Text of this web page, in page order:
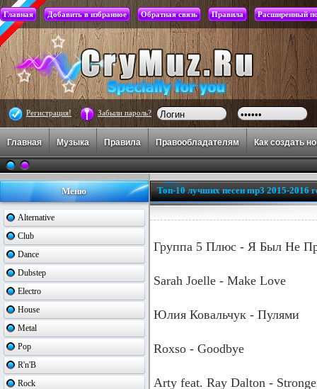
Главная Добавить в избранное Обратная связь Правила Расширенный
Регистрация! Забыли пароль?
Главная Музыка Правила Правообладателям Как создать
Меню
Alternative
Club
Dance
Dubstep
Electro
House
Metal
Pop
R'n'B
Rock
Топ-10 лучших песен mp3 2015-2016
Группа 5 Плюс - Я Был Не
Sarah Joelle - Make Love
Юлия Ковальчук - Пулями
Roxso - Goodbye
Arty feat. Ray Dalton -